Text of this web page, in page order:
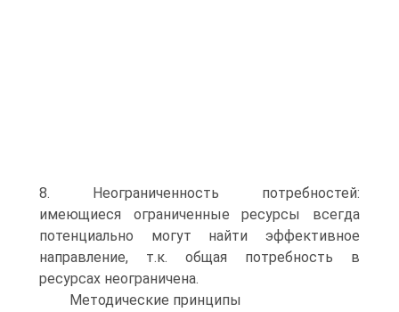
8. Неограниченность потребностей:
имеющиеся ограниченные ресурсы всегда
потенциально могут найти эффективное
направление, т.к. общая потребность в
ресурсах неограничена.
Методические принципы